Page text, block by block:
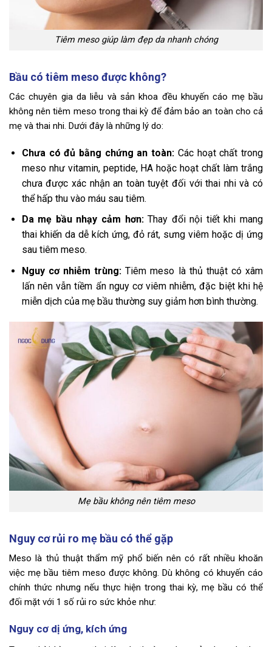
Tiêm meso giúp làm đẹp da nhanh chóng
Bầu có tiêm meso được không?
Các chuyên gia da liễu và sản khoa đều khuyến cáo mẹ bầu
không nên tiêm meso trong thai kỳ để đảm bảo an toàn cho cả
mẹ và thai nhi. Dưới đây là những lý do:
Chưa có đủ bằng chứng an toàn: Các hoạt chất trong
meso như vitamin, peptide, HA hoặc hoạt chất làm trắng
chưa được xác nhận an toàn tuyệt đối với thai nhi và có
thể hấp thu vào máu sau tiêm.
Da mẹ bầu nhạy cảm hơn:Thay đổi nội tiết khi mang
thai khiến da dễ kích ứng, đỏ rát, sưng viêm hoặc dị ứng
sau tiêm meso.
Nguy cơ nhiễm trùng: Tiêm meso là thủ thuật có xâm
lấn nên vẫn tiềm ẩn nguy cơ viêm nhiễm, đặc biệt khi hệ
miễn dịch của mẹ bầu thường suy giảm hơn bình thường.
Mẹ bầu không nên tiêm meso
Nguy cơ rủi ro mẹ bầu có thể gặp
Meso là thủ thuật thẩm mỹ phổ biến nên có rất nhiều khoăn
việc mẹ bầu tiêm meso được không. Dù không có khuyến cáo
chính thức nhưng nếu thực hiện trong thai kỳ, mẹ bầu có thể
đối mặt với 1 số rủi ro sức khỏe như:
Nguy cơ dị ứng, kích ứng